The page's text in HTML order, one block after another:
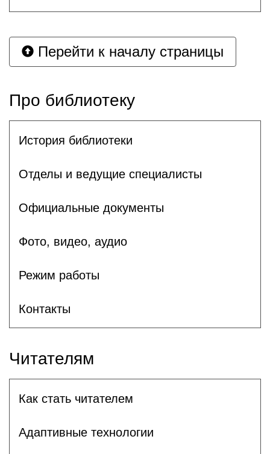
Перейти к началу страницы
Про библиотеку
История библиотеки
Отделы и ведущие специалисты
Официальные документы
Фото, видео, аудио
Режим работы
Контакты
Читателям
Как стать читателем
Адаптивные технологии